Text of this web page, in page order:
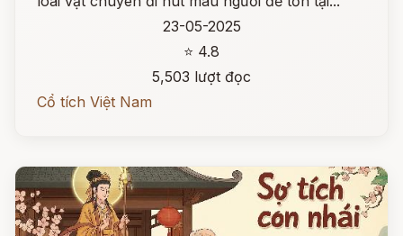
23-05-2025
⭐ 4.8
5,503 lượt đọc
Cổ tích Việt Nam